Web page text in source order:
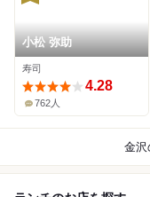
小松 弥助
寿司
4.28
762人
金沢